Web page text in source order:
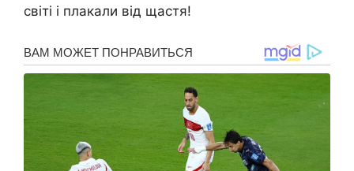
світі і плакали від щастя!